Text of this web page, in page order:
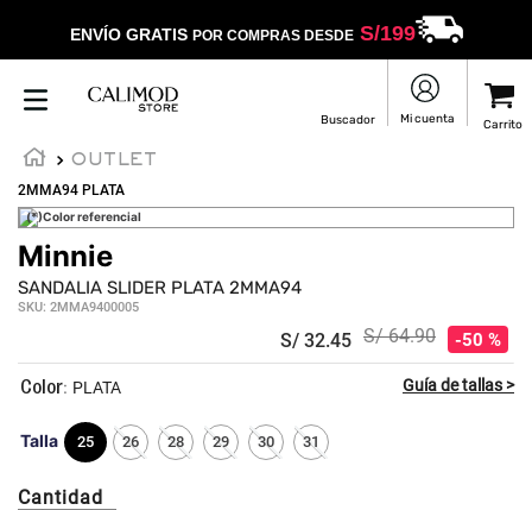
ENVÍO GRATIS POR COMPRAS DESDES/199
OUTLET
2MMA94 PLATA
(*)Color referencial
Minnie
SANDALIA SLIDER PLATA 2MMA94
SKU: 2MMA9400005
S/ 32.45 S/ 64.90 50 %
Talla 25 26 28 29 30 31
: PLATA
Cantidad